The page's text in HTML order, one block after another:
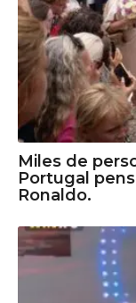
Miles de
Portugal
Ronaldo.